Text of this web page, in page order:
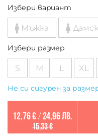
Избери вариант
Мъжка
Избери размер
S M L XL
Не си сигурен за
12,76 €/ 24,96 лв.
15,33 €